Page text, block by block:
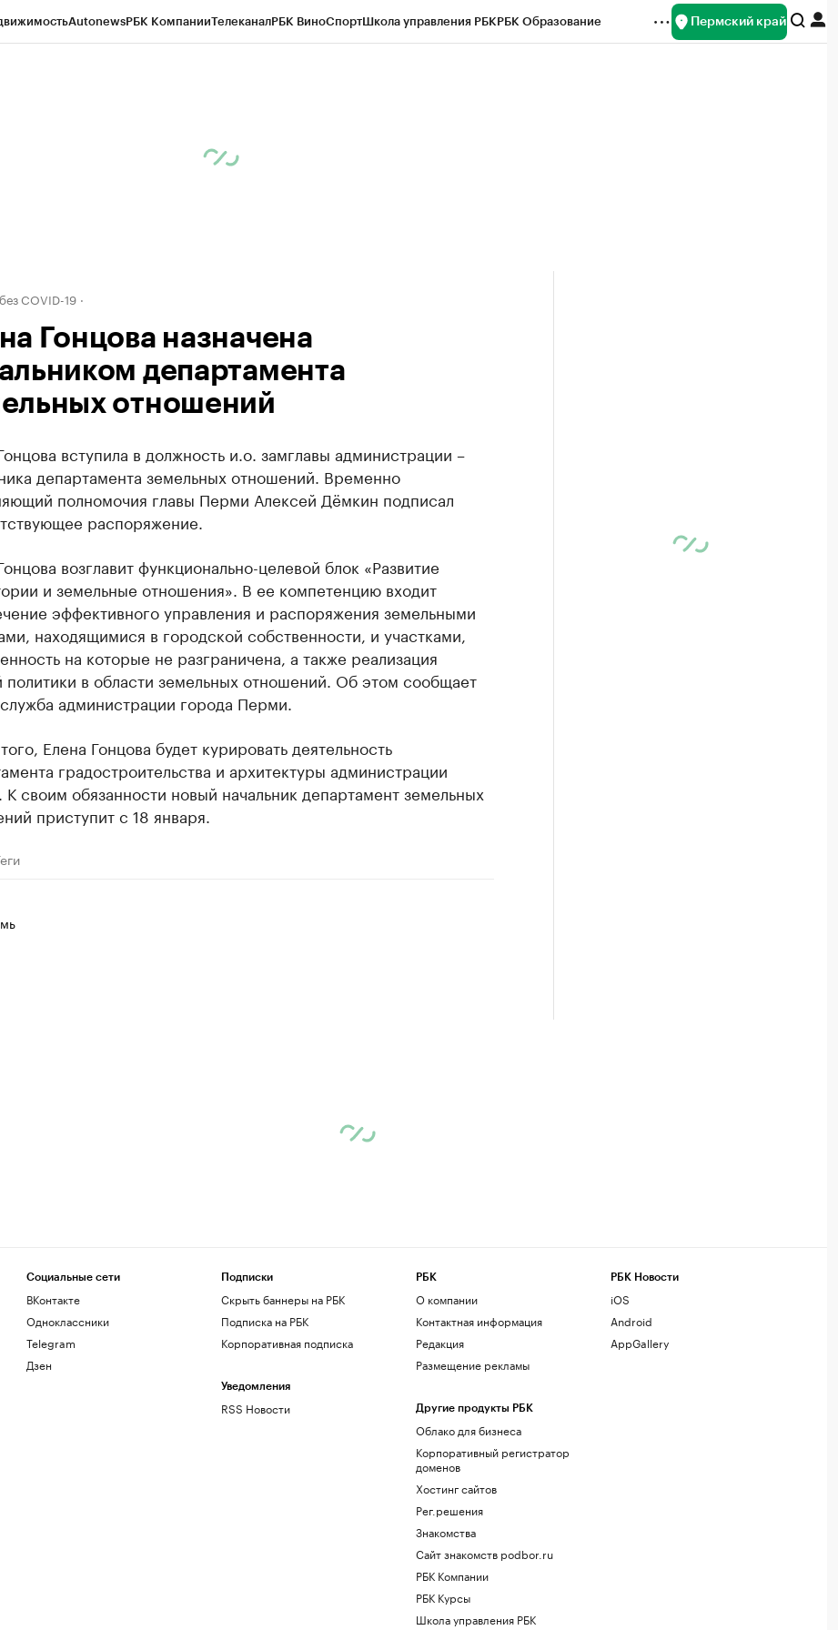
AutonewsРБК КомпанииТелеканалРБК ВиноСпортШкола управления РБКРБК Образование Пермский край
COVID-19
Гонцова назначена
департамента
отношений
вступила в должность и.о. замглавы администрации –
департамента земельных отношений. Временно
полномочия главы Перми Алексей Дёмкин подписал
распоряжение.
возглавит функционально-целевой блок «Развитие
и земельные отношения». В ее компетенцию входит
эффективного управления и распоряжения земельными
находящимися в городской собственности, и участками,
на которые не разграничена, а также реализация
политики в области земельных отношений. Об этом сообщает
администрации города Перми.
Елена Гонцова будет курировать деятельность
градостроительства и архитектуры администрации
своим обязанности новый начальник департамент земельных
приступит с 18 января.
Социальные сети
ВКонтакте
Одноклассники
Telegram
Дзен
Подписки
Скрыть баннеры на РБК
Подписка на РБК
Корпоративная подписка
Уведомления
RSS Новости
РБК
О компании
Контактная информация
Редакция
Размещение рекламы
Другие продукты РБК
Облако для бизнеса
Корпоративный регистратор
доменов
Хостинг сайтов
Рег.решения
Знакомства
Сайт знакомств podbor.ru
РБК Компании
РБК Курсы
Школа управления РБК
РБК Новости
iOS
Android
AppGallery